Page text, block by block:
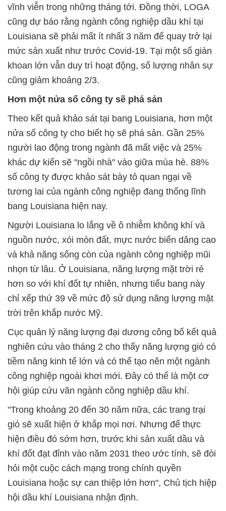
vĩnh viễn trong những tháng tới. Đồng thời, LOGA
cũng dự báo rằng ngành công nghiệp dầu khí tại
Louisiana sẽ phải mất ít nhất 3 năm để quay trở lại
mức sản xuất như trước Covid-19. Tại một số giàn
khoan lớn vẫn duy trì hoạt động, số lượng nhân sự
cũng giảm khoảng 2/3.
Hơn một nửa số công ty sẽ phá sản
Theo kết quả khảo sát tại bang Louisiana, hơn một
nửa số công ty cho biết họ sẽ phá sản. Gần 25%
người lao động trong ngành đã mất việc và 25%
khác dự kiến sẽ "ngồi nhà" vào giữa mùa hè. 88%
số công ty được khảo sát bày tỏ quan ngại về
tương lai của ngành công nghiệp đang thống lĩnh
bang Louisiana hiện nay.
Người Louisiana lo lắng về ô nhiễm không khí và
nguồn nước, xói mòn đất, mực nước biển dâng cao
và khả năng sống còn của ngành công nghiệp mũi
nhọn từ lâu. Ở Louisiana, năng lượng mặt trời rẻ
hơn so với khí đốt tự nhiên, nhưng tiểu bang này
chỉ xếp thứ 39 về mức độ sử dụng năng lượng mặt
trời trên khắp nước Mỹ.
Cục quản lý năng lượng đại dương công bố kết quả
nghiên cứu vào tháng 2 cho thấy năng lượng gió có
tiềm năng kinh tế lớn và có thể tạo nên một ngành
công nghiệp ngoài khơi mới. Đây có thể là một cơ
hội giúp cứu vãn ngành công nghiệp dầu khí.
"Trong khoảng 20 đến 30 năm nữa, các trang trại
gió sẽ xuất hiện ở khắp mọi nơi. Nhưng để thực
hiện điều đó sớm hơn, trước khi sản xuất dầu và
khí đốt đạt đỉnh vào năm 2031 theo ước tính, sẽ đòi
hỏi một cuộc cách mạng trong chính quyền
Louisiana hoặc sự can thiệp lớn hơn", Chủ tịch hiệp
hội dầu khí Louisiana nhận định.